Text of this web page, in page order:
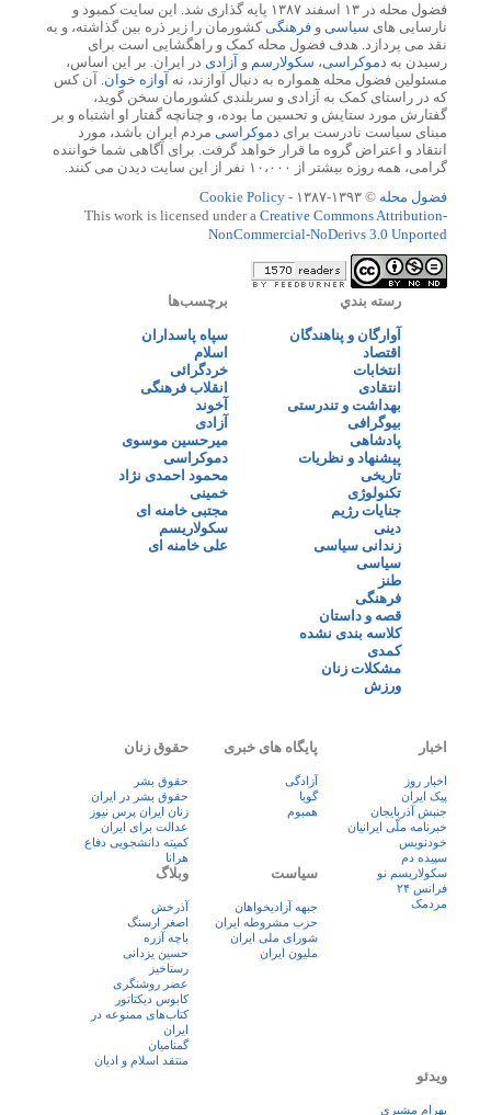
فضول محله در ۱۳ اسفند ۱۳۸۷ پایه گذاری شد. این سایت کمبود و
نارسایی های سیاسی و فرهنگیکشورمان را زیر ذره بین گذاشته، و به
نقد می پردازد. هدف فضول محله کمک و راهگشایی است برای
رسیدن به دموکراسی، سکولارسم و آزادی در ایران. بر این اساس،
مسئولین فضول محله همواره به دنبال آوازند، نه آوازه خوان. آن کس
که در راستای کمک به آزادی و سربلندی کشورمان سخن گوید،
گفتارش مورد ستایش و تحسین ما بوده، و چنانچه گفتار او اشتباه و بر
مبنای سیاست نادرست برای دموکراسی مردم ایران باشد، مورد
انتقاد و اعتراض گروه ما قرار خواهد گرفت. برای آگاهی شما خواننده
گرامی، همه روزه بیشتر از ۱۰،۰۰۰ نفر از این سایت دیدن می کنند.
فضول محله © ۱۳۹۳-۱۳۸۷ -
Cookie Policy
This work is licensed under a Creative Commons Attribution-
NonCommercial-NoDerivs 3.0 Unported
رسته بندي
آوارگان و پناهندگان
اقتصاد
انتخابات
انتقادی
بهداشت و تندرستی
بیوگرافی
پادشاهی
پیشنهاد و نظریات
تاریخی
تکنولوژی
جنایات رژیم
دینی
زندانی سیاسی
سیاسی
طنز
فرهنگی
قصه و داستان
کلاسه بندی نشده
کمدی
مشکلات زنان
ورزش
برچسب‌ها
سپاه پاسداران
اسلام
خردگرائی
انقلاب فرهنگی
آخوند
آزادی
میرحسین موسوی
دموکراسی
محمود احمدی نژاد
خمینی
مجتبی خامنه ای
سکولاریسم
علی خامنه ای
اخبار
اخبار روز
پيک ايران
جنبش آذربایجان
خبرنامه ملّی ایرانیان
خودنویس
سپیده دم
سکولاریسم نو
فرانس ۲۴
مردمک
پایگاه های خبری
آزادگی
گویا
همبوم
حقوق زنان
حقوق بشر
حقوق بشر در ایران
زنان ايران پرس نيوز
عدالت برای ایران
کمیته دانشجویی دفاع
هرانا
سیاست
جبهه آزادیخواهان
حزب مشروطه ایران
شورای ملی ایران
ملیون ایران
وبلاگ
آذرخش
اصغر ارسنگ
باچه آزره
حسین یزدانی
رستاخیز
عضر روشنگری
کابوس دیکتاتور
کتاب‌های ممنوعه در
ایران
گمنامیان
منتقد اسلام و ادیان
ویدئو
بهرام مشیری